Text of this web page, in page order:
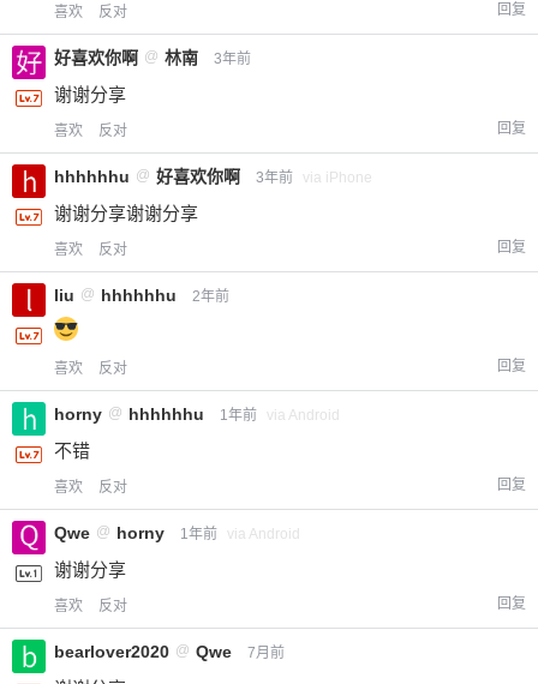
喜欢 反对 回复
好喜欢你啊 @ 林南 3年前
谢谢分享
喜欢 反对 回复
hhhhhhu @ 好喜欢你啊 3年前 via iPhone
谢谢分享谢谢分享
喜欢 反对 回复
liu @ hhhhhhu 2年前
喜欢 反对 回复
horny @ hhhhhhu 1年前 via Android
不错
喜欢 反对 回复
Qwe @ horny 1年前 via Android
谢谢分享
喜欢 反对 回复
bearlover2020 @ Qwe 7月前